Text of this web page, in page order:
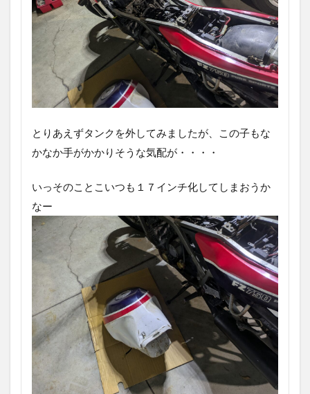
とりあえずタンクを外してみましたが、この子もな
かなか手がかかりそうな気配が・・・・
いっそのことこいつも１７インチ化してしまおうか
なー